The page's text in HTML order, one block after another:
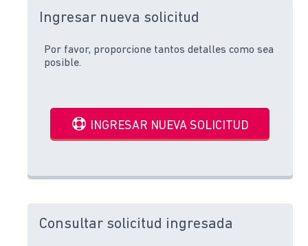
Ingresar nueva solicitud
Por favor, proporcione tantos detalles como sea
posible.
INGRESAR NUEVA SOLICITUD
Consultar solicitud ingresada